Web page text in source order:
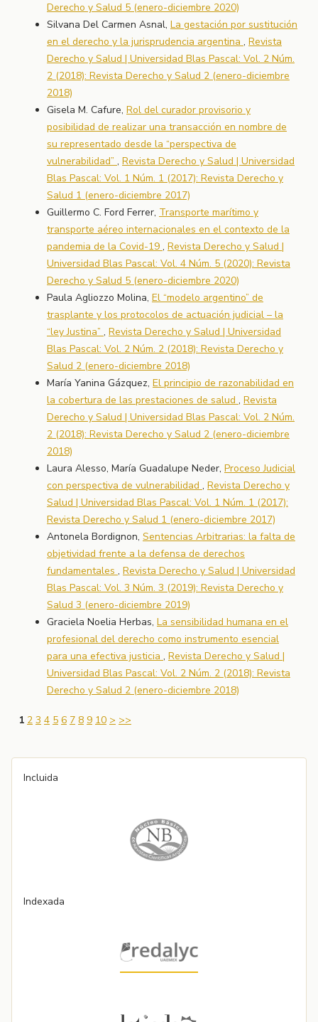
Derecho y Salud 5 (enero-diciembre 2020)
Silvana Del Carmen Asnal, La gestación por sustitución
en el derecho y la jurisprudencia argentina , Revista
Derecho y Salud | Universidad Blas Pascal: Vol. 2 Núm.
2 (2018): Revista Derecho y Salud 2 (enero-diciembre
2018)
Gisela M. Cafure, Rol del curador provisorio y
posibilidad de realizar una transacción en nombre de
su representado desde la “perspectiva de
vulnerabilidad” , Revista Derecho y Salud | Universidad
Blas Pascal: Vol. 1 Núm. 1 (2017): Revista Derecho y
Salud 1 (enero-diciembre 2017)
Guillermo C. Ford Ferrer, Transporte marítimo y
transporte aéreo internacionales en el contexto de la
pandemia de la Covid-19 , Revista Derecho y Salud |
Universidad Blas Pascal: Vol. 4 Núm. 5 (2020): Revista
Derecho y Salud 5 (enero-diciembre 2020)
Paula Agliozzo Molina, El “modelo argentino” de
trasplante y los protocolos de actuación judicial – la
“ley Justina” , Revista Derecho y Salud | Universidad
Blas Pascal: Vol. 2 Núm. 2 (2018): Revista Derecho y
Salud 2 (enero-diciembre 2018)
María Yanina Gázquez, El principio de razonabilidad en
la cobertura de las prestaciones de salud , Revista
Derecho y Salud | Universidad Blas Pascal: Vol. 2 Núm.
2 (2018): Revista Derecho y Salud 2 (enero-diciembre
2018)
Laura Alesso, María Guadalupe Neder, Proceso Judicial
con perspectiva de vulnerabilidad , Revista Derecho y
Salud | Universidad Blas Pascal: Vol. 1 Núm. 1 (2017):
Revista Derecho y Salud 1 (enero-diciembre 2017)
Antonela Bordignon, Sentencias Arbitrarias: la falta de
objetividad frente a la defensa de derechos
fundamentales , Revista Derecho y Salud | Universidad
Blas Pascal: Vol. 3 Núm. 3 (2019): Revista Derecho y
Salud 3 (enero-diciembre 2019)
Graciela Noelia Herbas, La sensibilidad humana en el
profesional del derecho como instrumento esencial
para una efectiva justicia , Revista Derecho y Salud |
Universidad Blas Pascal: Vol. 2 Núm. 2 (2018): Revista
Derecho y Salud 2 (enero-diciembre 2018)
1 2 3 4 5 6 7 8 9 10 > >>
Incluida
Indexada